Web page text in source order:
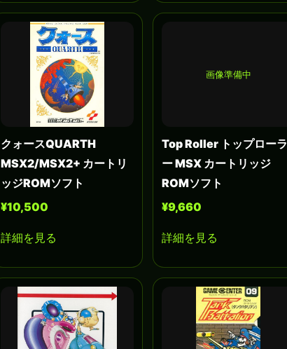
クォースQUARTH
MSX2/MSX2+ カートリ
ッジROMソフト
¥10,500
詳細を見る
画像準備中
Top Roller トップローラ
ー MSX カートリッジ
ROMソフト
¥9,660
詳細を見る